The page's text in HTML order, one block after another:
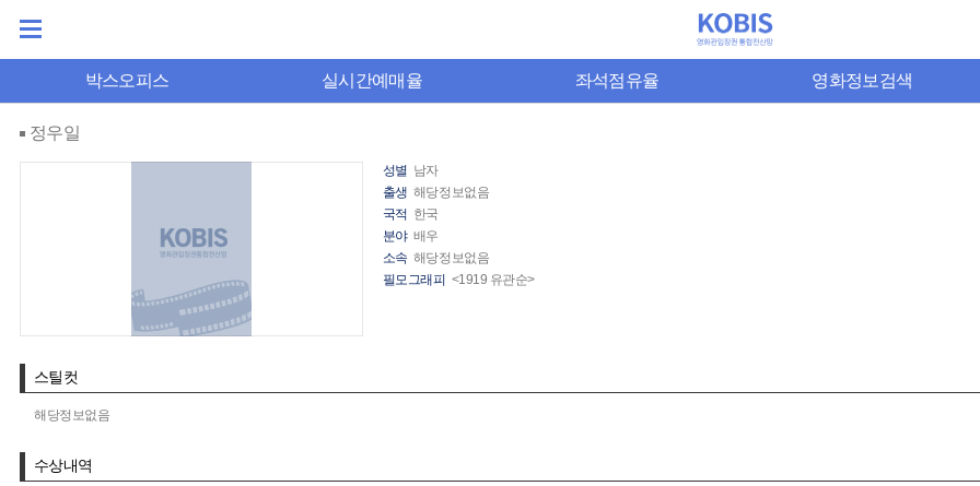
박스오피스 실시간예매율 좌석점유율 영화정보검색
정우일
성별 남자
출생 해당정보없음
국적 한국
분야 배우
소속 해당정보없음
필모그래피 <1919 유관순>
스틸컷
해당정보없음
수상내역